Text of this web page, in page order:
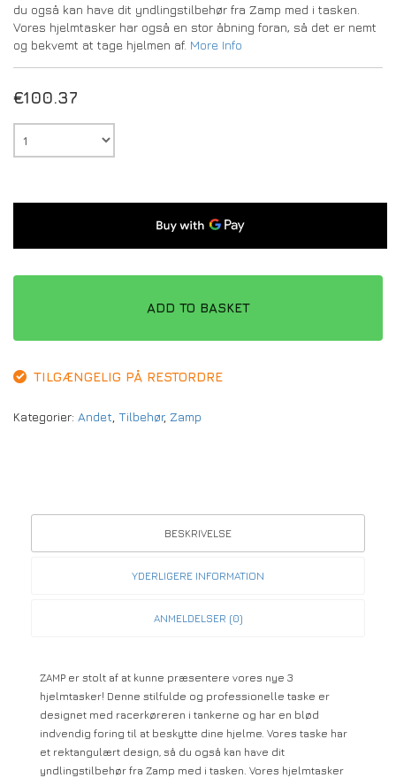
du også kan have dit yndlingstilbehør fra Zamp med i tasken.
Vores hjelmtasker har også en stor åbning foran, så det er nemt
og bekvemt at tage hjelmen af. More Info
€100.37
ADD TO BASKET
TILGÆNGELIG PÅ RESTORDRE
Kategorier: Andet Tilbehør, Zamp
BESKRIVELSE
YDERLIGERE INFORMATION
ANMELDELSER (0)
ZAMP er stolt af at kunne præsentere vores nye 3
hjelmtasker! Denne stilfulde og professionelle taske er
designet med racerkøreren i tankerne og har en blød
indvendig foring til at beskytte dine hjelme. Vores taske har
et rektangulært design, så du også kan have dit
yndlingstilbehør fra Zamp med i tasken. Vores hjelmtasker